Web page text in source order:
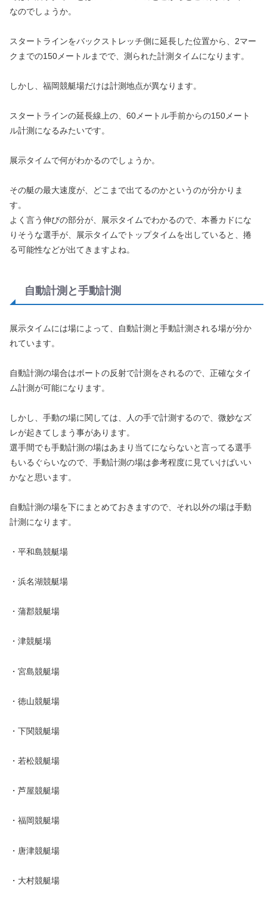
なのでしょうか。
スタートラインをバックストレッチ側に延長した位置から、2マー
クまでの150メートルまでで、測られた計測タイムになります。
しかし、福岡競艇場だけは計測地点が異なります。
スタートラインの延長線上の、60メートル手前からの150メート
ル計測になるみたいです。
展示タイムで何がわかるのでしょうか。
その艇の最大速度が、どこまで出てるのかというのが分かりま
す。
よく言う伸びの部分が、展示タイムでわかるので、本番カドにな
りそうな選手が、展示タイムでトップタイムを出していると、捲
る可能性などが出てきますよね。
自動計測と手動計測
展示タイムには場によって、自動計測と手動計測される場が分か
れています。
自動計測の場合はボートの反射で計測をされるので、正確なタイ
ム計測が可能になります。
しかし、手動の場に関しては、人の手で計測するので、微妙なズ
レが起きてしまう事があります。
選手間でも手動計測の場はあまり当てにならないと言ってる選手
もいるぐらいなので、手動計測の場は参考程度に見ていけばいい
かなと思います。
自動計測の場を下にまとめておきますので、それ以外の場は手動
計測になります。
・平和島競艇場
・浜名湖競艇場
・蒲郡競艇場
・津競艇場
・宮島競艇場
・徳山競艇場
・下関競艇場
・若松競艇場
・芦屋競艇場
・福岡競艇場
・唐津競艇場
・大村競艇場